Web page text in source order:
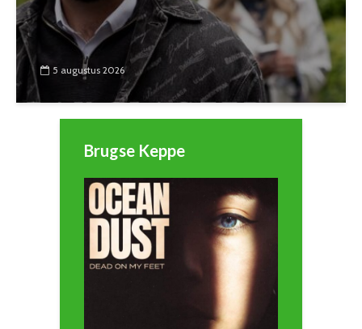
5 augustus 2026
Brugse Keppe